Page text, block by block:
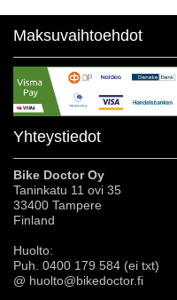
Maksuvaihtoehdot
Yhteystiedot
Bike Doctor Oy
Taninkatu 11 ovi 35
33400 Tampere
Finland
Huolto:
Puh. 0400 179 584 (ei txt)
@ huolto@bikedoctor.fi